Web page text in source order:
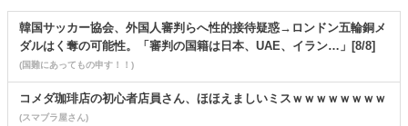
韓国サッカー協会、外国人審判らへ性的接待疑惑→ロンドン五輪銅メ
ダルはく奪の可能性。「審判の国籍は日本、UAE、イラン…」[8/8]
(国難にあってもの申す！！)
コメダ珈琲店の初心者店員さん、ほほえましいミスｗｗｗｗｗｗｗｗ
(スマブラ屋さん)